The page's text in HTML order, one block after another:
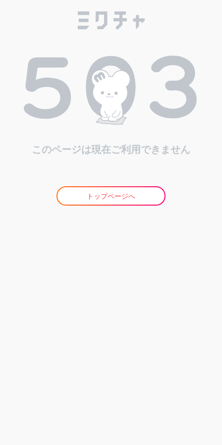
このページは現在ご利用できません